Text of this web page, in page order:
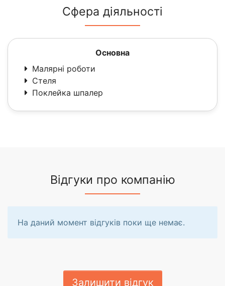
Сфера діяльності
Основна
Малярні роботи
Стеля
Поклейка шпалер
Відгуки про компанію
На даний момент відгуків поки ще немає.
Залишити відгук